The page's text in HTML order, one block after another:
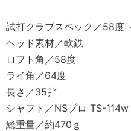
試打クラブスペック／58度
ヘッド素材／軟鉄
ロフト角／58度
ライ角／64度
長さ／35㌅
シャフト／NSプロ TS-114w
総重量／約470ｇ